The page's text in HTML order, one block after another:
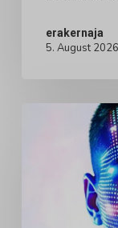
erakernaja
5. August 2026